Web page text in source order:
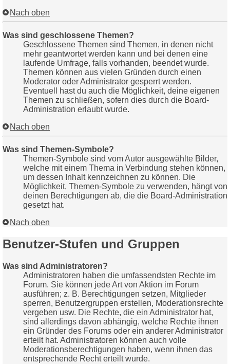
Nach oben
Was sind geschlossene Themen?
Geschlossene Themen sind Themen, in denen nicht
mehr geantwortet werden kann und bei denen eine
laufende Umfrage, falls vorhanden, beendet wurde.
Themen können aus vielen Gründen durch einen
Moderator oder Administrator gesperrt werden.
Eventuell hast du auch die Möglichkeit, deine eigenen
Themen zu schließen, sofern dies durch die Board-
Administration erlaubt wurde.
Nach oben
Was sind Themen-Symbole?
Themen-Symbole sind vom Autor ausgewählte Bilder,
welche mit einem Thema in Verbindung stehen können,
um dessen Inhalt kennzeichnen zu können. Die
Möglichkeit, Themen-Symbole zu verwenden, hängt von
deinen Berechtigungen ab, die die Board-Administration
gesetzt hat.
Nach oben
Benutzer-Stufen und Gruppen
Was sind Administratoren?
Administratoren haben die umfassendsten Rechte im
Forum. Sie können jede Art von Aktion im Forum
ausführen; z. B. Berechtigungen setzen, Mitglieder
sperren, Benutzergruppen erstellen, Moderationsrechte
vergeben usw. Die Rechte, die ein Administrator hat,
sind allerdings davon abhängig, welche Rechte ihnen
ein Gründer des Forums oder ein anderer Administrator
erteilt hat. Administratoren können auch volle
Moderationsberechtigungen haben, wenn ihnen das
entsprechende Recht erteilt wurde.